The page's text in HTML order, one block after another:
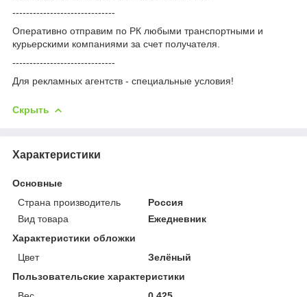
------------------------------
Оперативно отправим по РК любыми транспортными и
курьерскими компаниями за счет получателя.
------------------------------
Для рекламных агентств - специальные условия!
Скрыть
Характеристики
Основные
Страна производитель
Россия
Вид товара
Ежедневник
Характеристики обложки
Цвет
Зелёный
Пользовательские характеристики